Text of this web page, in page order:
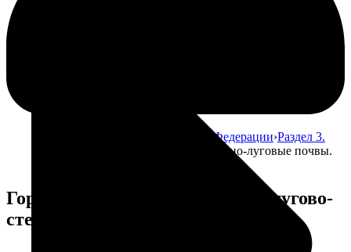
Атлас почв Российской Федерации Раздел 3.
Горно-луговые почвы.
Горно-луговые почвы. Горные лугово-
степные почвы